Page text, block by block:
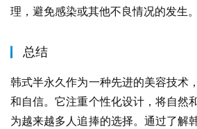
理，避免感染或其他不良情况的发生。
总结
韩式半永久作为一种先进的美容技术
和自信。它注重个性化设计，将自然
为越来越多人追捧的选择。通过了解